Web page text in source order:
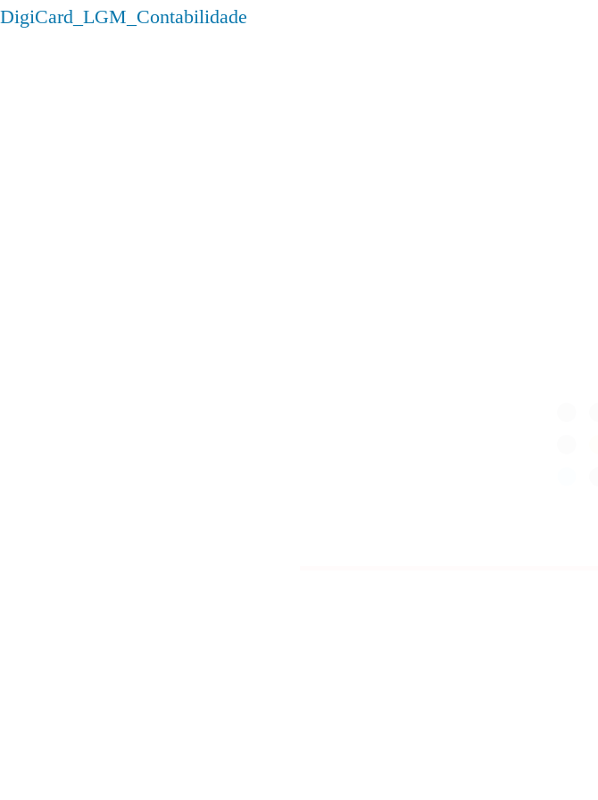
DigiCard_LGM_Contabilidade